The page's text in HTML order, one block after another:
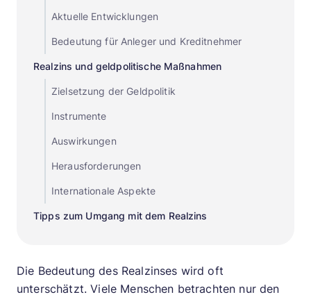
Aktuelle Entwicklungen
Bedeutung für Anleger und Kreditnehmer
Realzins und geldpolitische Maßnahmen
Zielsetzung der Geldpolitik
Instrumente
Auswirkungen
Herausforderungen
Internationale Aspekte
Tipps zum Umgang mit dem Realzins
Die Bedeutung des Realzinses wird oft
unterschätzt. Viele Menschen betrachten nur den